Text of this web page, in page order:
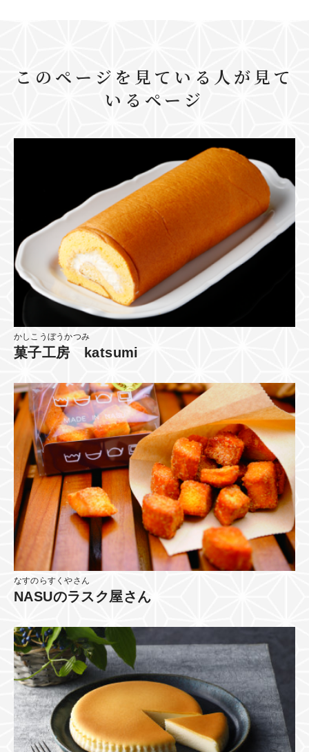
このページを見ている人が見て
いるページ
かしこうぼうかつみ
菓子工房 katsumi
なすのらすくやさん
NASUのラスク屋さん